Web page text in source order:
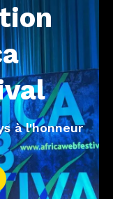
à l'honneur